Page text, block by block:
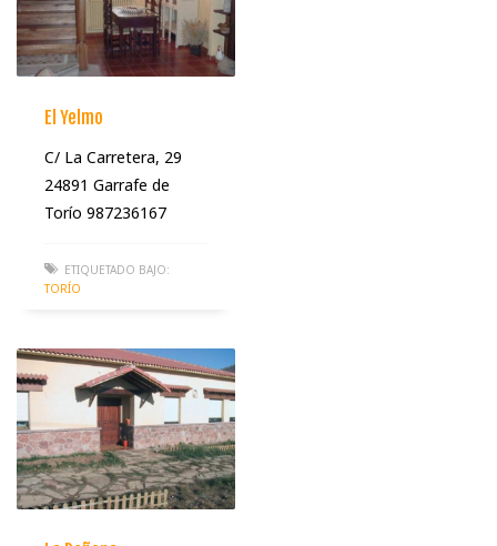
El Yelmo
C/ La Carretera, 29
24891 Garrafe de
Torío 987236167
ETIQUETADO BAJO:
TORÍO